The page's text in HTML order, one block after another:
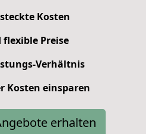
Kosten
Preise
Verhältnis
Kosten einsparen
erhalten